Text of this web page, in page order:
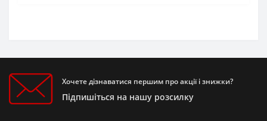
Хочете дізнаватися першим про акції і знижки?
Підпишіться на нашу розсилку